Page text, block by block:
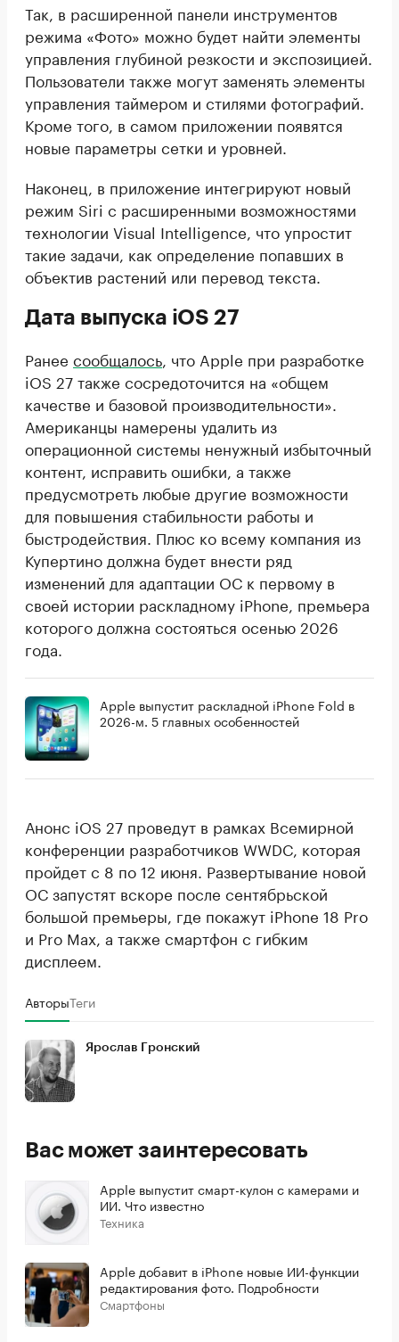
Так, в расширенной панели инструментов
режима «Фото» можно будет найти элементы
управления глубиной резкости и экспозицией.
Пользователи также могут заменять элементы
управления таймером и стилями фотографий.
Кроме того, в самом приложении появятся
новые параметры сетки и уровней.
Наконец, в приложение интегрируют новый
режим Siri с расширенными возможностями
технологии Visual Intelligence, что упростит
такие задачи, как определение попавших в
объектив растений или перевод текста.
Дата выпуска iOS 27
Ранее сообщалось , что Apple при разработке
iOS 27 также сосредоточится на «общем
качестве и базовой производительности».
Американцы намерены удалить из
операционной системы ненужный избыточный
контент, исправить ошибки, а также
предусмотреть любые другие возможности
для повышения стабильности работы и
быстродействия. Плюс ко всему компания из
Купертино должна будет внести ряд
изменений для адаптации ОС к первому в
своей истории раскладному iPhone, премьера
которого должна состояться осенью 2026
года.
Apple выпустит раскладной iPhone Fold в
2026-м. 5 главных особенностей
Анонс iOS 27 проведут в рамках Всемирной
конференции разработчиков WWDC, которая
пройдет с 8 по 12 июня. Развертывание новой
ОС запустят вскоре после сентябрьской
большой премьеры, где покажут iPhone 18 Pro
и Pro Max, а также смартфон с гибким
дисплеем.
АвторыТеги
Ярослав Гронский
Вас может заинтересовать
Apple выпустит смарт-кулон с камерами и
ИИ. Что известно
Техника
Apple добавит в iPhone новые ИИ-функции
редактирования фото. Подробности
Смартфоны